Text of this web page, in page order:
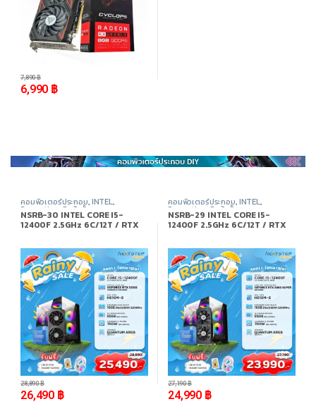
6,990 ฿
7,890฿
คอมพิวเตอร์ประกอบ,INTEL,
Promotion ,สินค้าทั้งหมด
NSRB-30 INTEL CORE I5-
12400F 2.5GHz 6C/12T / RTX
-8%
26,490 ฿
28,890฿
คอมพิวเตอร์ประกอบ,INTEL,
Promotion ,สินค้าทั้งหมด
NSRB-29 INTEL CORE I5-
12400F 2.5GHz 6C/12T / RTX
-8%
24,990 ฿
27,190฿